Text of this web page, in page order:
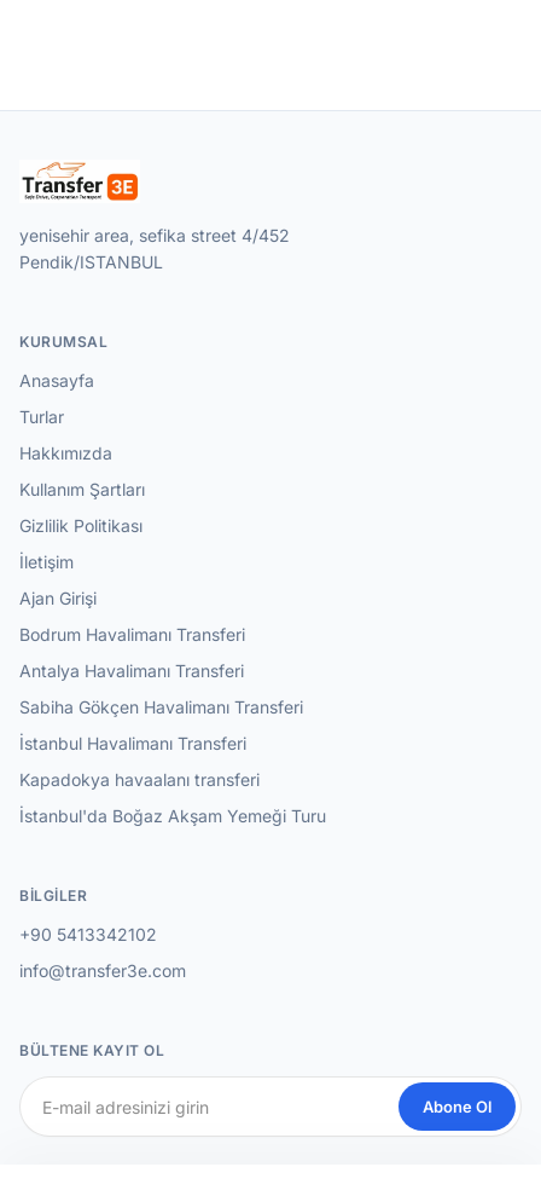
yenisehir area, sefika street 4/452
Pendik/ISTANBUL
KURUMSAL
Anasayfa
Turlar
Hakkımızda
Kullanım Şartları
Gizlilik Politikası
İletişim
Ajan Girişi
Bodrum Havalimanı Transferi
Antalya Havalimanı Transferi
Sabiha Gökçen Havalimanı Transferi
İstanbul Havalimanı Transferi
Kapadokya havaalanı transferi
İstanbul'da Boğaz Akşam Yemeği Turu
BILGILER
+90 5413342102
info@transfer3e.com
BÜLTENE KAYIT OL
Abone Ol